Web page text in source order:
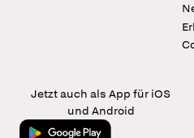
Jetzt auch als App für iOS
und Android
Jetzt bei Google Play